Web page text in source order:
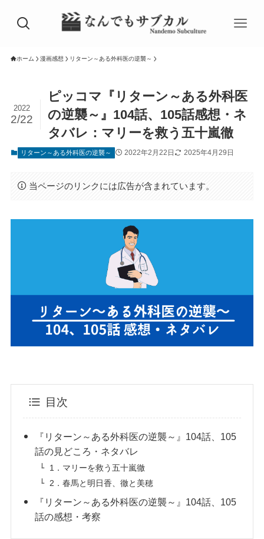
ホーム 漫画感想 リターン～ある外科医の逆襲～
ピッコマ『リターン～ある外科医
の逆襲～』104話、105話感想・ネ
タバレ：マリーを救う五十嵐徹
2022
2/22
リターン～ある外科医の逆襲～ 2022年2月22日 2025年4月29日
当ページのリンクには広告が含まれています。
目次
『リターン～ある外科医の逆襲～』104話、105
話の見どころ・ネタバレ
1．マリーを救う五十嵐徹
2．春馬と明日香、徹と美穂
『リターン～ある外科医の逆襲～』104話、105
話の感想・考察